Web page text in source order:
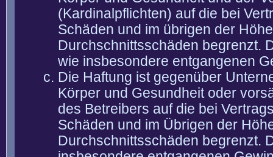
(Kardinalpflichten) auf die bei
Schäden und im übrigen der
Durchschnittsschäden begrenzt.
wie insbesondere entgangenen
Die Haftung ist gegenüber
Körper und Gesundheit oder
des Betreibers auf die bei
Schäden und im Übrigen der
Durchschnittsschäden begrenzt.